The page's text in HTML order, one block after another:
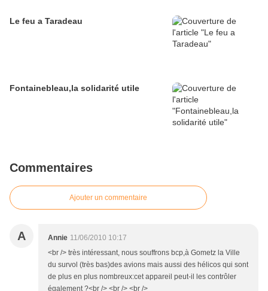
Le feu a Taradeau
Fontainebleau,la solidarité utile
Commentaires
Ajouter un commentaire
A Annie 11/06/2010 10:17
<br /> très intéressant, nous souffrons bcp,à Gometz la Ville
du survol (très bas)des avions mais aussi des hélicos qui sont
de plus en plus nombreux:cet appareil peut-il les contrôler
également ?<br /> <br /> <br />